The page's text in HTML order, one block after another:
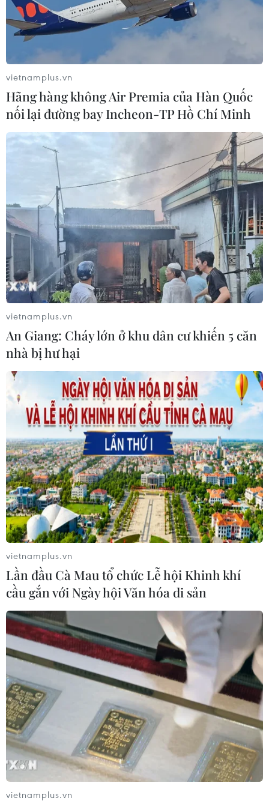
TIN CÙNG CHUYÊN MỤC
ASC 2026: Tiếp lửa đam mê khoa học
cho thế hệ trẻ Việt Nam
04/08/2026 14:08
vietnamplus.vn
Hãng hàng không Air Premia của Hàn Quốc
nối lại đường bay Incheon-TP Hồ Chí Minh
vietnamplus.vn
An Giang: Cháy lớn ở khu dân cư khiến 5 căn
nhà bị hư hại
vietnamplus.vn
Lần đầu Cà Mau tổ chức Lễ hội Khinh khí
cầu gắn với Ngày hội Văn hóa di sản
vietnamplus.vn